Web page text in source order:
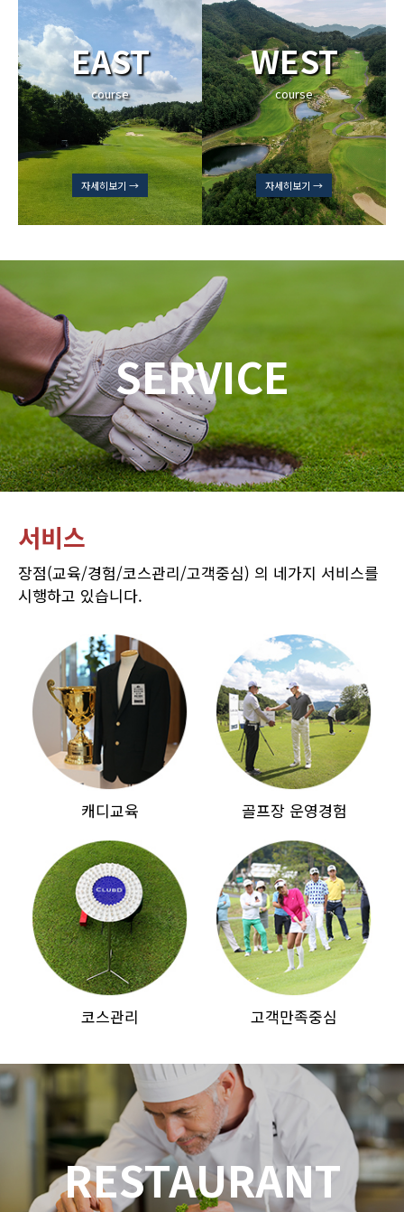
EAST
course
자세히보기 →
WEST
course
자세히보기 →
SERVICE
서비스
장점(교육/경험/코스관리/고객중심) 의 네가지 서비스를
시행하고 있습니다.
캐디교육 골프장 운영경험
코스관리 고객만족중심
RESTAURANT